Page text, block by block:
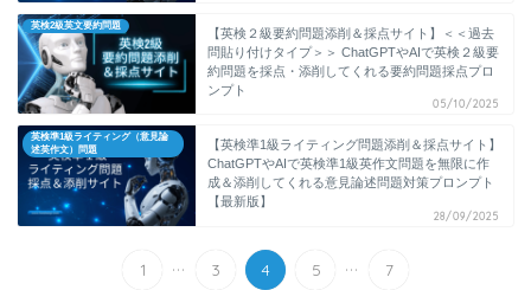
英検2級英文要約問題
【英検２級要約問題添削＆採点サイト】＜＜過去
問貼り付けタイプ＞＞ ChatGPTやAIで英検２級要
約問題を採点・添削してくれる要約問題採点プロ
ンプト
05/10/2025
英検準1級ライティング（意見論
述英作文）問題
【英検準1級ライティング問題添削＆採点サイト】
ChatGPTやAIで英検準1級英作文問題を無限に作
成＆添削してくれる意見論述問題対策プロンプト
【最新版】
28/09/2025
1 ... 3 4 5 ... 7